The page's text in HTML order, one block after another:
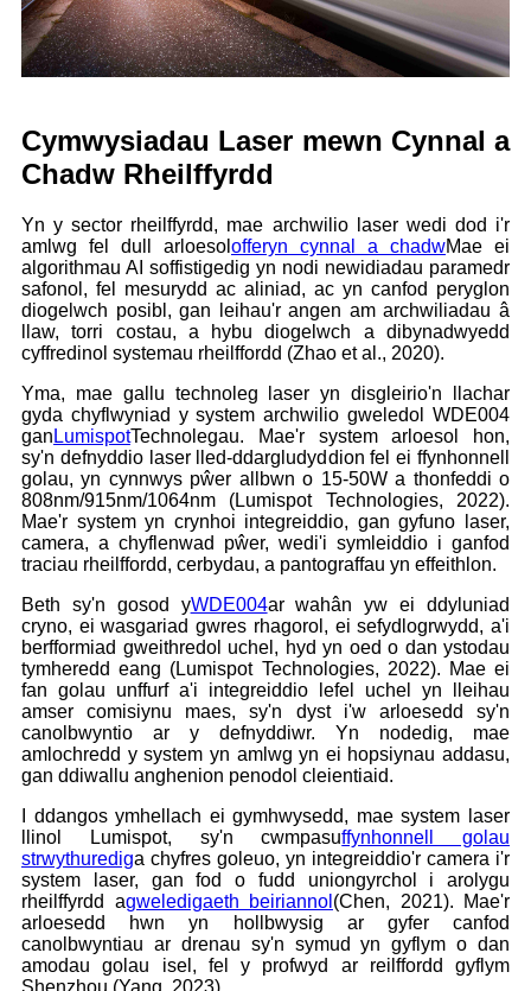
Cymwysiadau Laser mewn Cynnal a
Chadw Rheilffyrdd
Yn y sector rheilffyrdd, mae archwilio laser wedi dod i'r
amlwg fel dull arloesol offeryn cynnal a chadwMae ei
algorithmau AI soffistigedig yn nodi newidiadau paramedr
safonol, fel mesurydd ac aliniad, ac yn canfod peryglon
diogelwch posibl, gan leihau'r angen am archwiliadau â
llaw, torri costau, a hybu diogelwch a dibynadwyedd
cyffredinol systemau rheilffordd (Zhao et al., 2020).
Yma, mae gallu technoleg laser yn disgleirio'n llachar
gyda chyflwyniad y system archwilio gweledol WDE004
gan LumispotTechnolegau. Mae'r system arloesol hon,
sy'n defnyddio laser lled-ddargludyddion fel ei ffynhonnell
golau, yn cynnwys pŵer allbwn o 15-50W a thonfeddi o
808nm/915nm/1064nm (Lumispot Technologies, 2022).
Mae'r system yn crynhoi integreiddio, gan gyfuno laser,
camera, a chyflenwad pŵer, wedi'i symleiddio i ganfod
traciau rheilffordd, cerbydau, a pantograffau yn effeithlon.
Beth sy'n gosod yWDE004ar wahân yw ei ddyluniad
cryno, ei wasgariad gwres rhagorol, ei sefydlogrwydd, a'i
berfformiad gweithredol uchel, hyd yn oed o dan ystodau
tymheredd eang (Lumispot Technologies, 2022). Mae ei
fan golau unffurf a'i integreiddio lefel uchel yn lleihau
amser comisiynu maes, sy'n dyst i'w arloesedd sy'n
canolbwyntio ar y defnyddiwr. Yn nodedig, mae
amlochredd y system yn amlwg yn ei hopsiynau addasu,
gan ddiwallu anghenion penodol cleientiaid.
I ddangos ymhellach ei gymhwysedd, mae system laser
llinol Lumispot, sy'n cwmpasuffynhonnell golau
strwythurediga chyfres goleuo, yn integreiddio'r camera i'r
system laser, gan fod o fudd uniongyrchol i arolygu
rheilffyrdd agweledigaeth beiriannol (Chen, 2021). Mae'r
arloesedd hwn yn hollbwysig ar gyfer canfod
canolbwyntiau ar drenau sy'n symud yn gyflym o dan
amodau golau isel, fel y profwyd ar reilffordd gyflym
Shenzhou (Yang, 2023).